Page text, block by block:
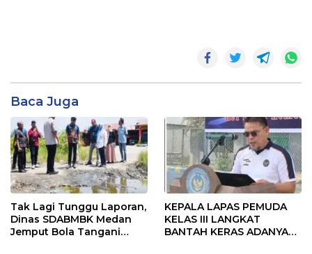
Baca Juga
Tak Lagi Tunggu Laporan,
Dinas SDABMBK Medan
Jemput Bola Tangani
KEPALA LAPAS PEMUDA
KELAS III LANGKAT
BANTAH KERAS ADANYA